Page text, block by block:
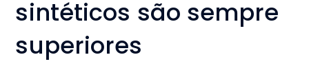
sintéticos são sempre
superiores